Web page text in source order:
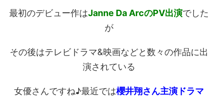
最初のデビュー作はJanne Da ArcのPV出演でした
が
その後はテレビドラマ&映画などと数々の作品に出
演されている
女優さんですね♪最近では櫻井翔さん主演ドラマ